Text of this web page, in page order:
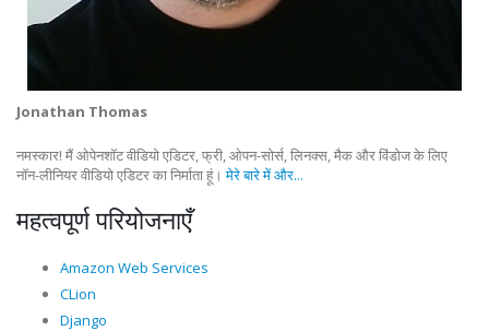
Jonathan Thomas
नमस्कार! मैं ओपेनशॉट वीडियो एडिटर, फ्री, ओपन-सोर्स, लिनक्स, मैक और विंडोज के लिए
नॉन-लीनियर वीडियो एडिटर का निर्माता हूं।मेरे बारे में और...
महत्वपूर्ण परियोजनाएँ
Amazon Web Services
CLion
Django